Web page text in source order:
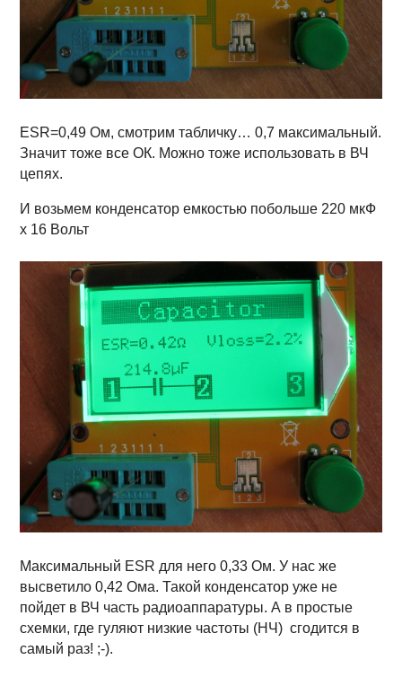
ESR=0,49 Ом, смотрим табличку… 0,7 максимальный.
Значит тоже все ОК. Можно тоже использовать в ВЧ
цепях.
И возьмем конденсатор емкостью побольше 220 мкФ
х 16 Вольт
Максимальный ESR для него 0,33 Ом. У нас же
высветило 0,42 Ома. Такой конденсатор уже не
пойдет в ВЧ часть радиоаппаратуры. А в простые
схемки, где гуляют низкие частоты (НЧ) сгодится в
самый раз! ;-).